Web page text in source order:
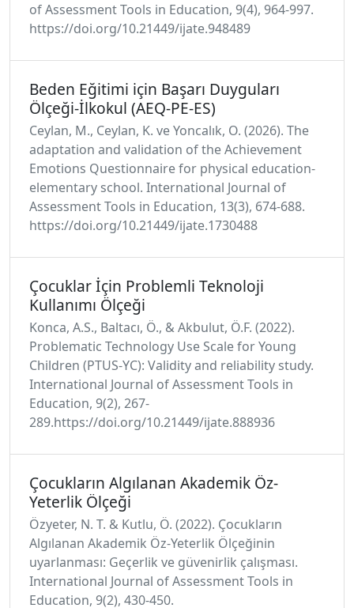
of Assessment Tools in Education, 9(4), 964-997.
https://doi.org/10.21449/ijate.948489
Beden Eğitimi için Başarı Duyguları
Ölçeği-İlkokul (AEQ-PE-ES)
Ceylan, M., Ceylan, K. ve Yoncalık, O. (2026). The
adaptation and validation of the Achievement
Emotions Questionnaire for physical education-
elementary school. International Journal of
Assessment Tools in Education, 13(3), 674-688.
https://doi.org/10.21449/ijate.1730488
Çocuklar İçin Problemli Teknoloji
Kullanımı Ölçeği
Konca, A.S., Baltacı, Ö., & Akbulut, Ö.F. (2022).
Problematic Technology Use Scale for Young
Children (PTUS-YC): Validity and reliability study.
International Journal of Assessment Tools in
Education, 9(2), 267-
289.https://doi.org/10.21449/ijate.888936
Çocukların Algılanan Akademik Öz-
Yeterlik Ölçeği
Özyeter, N. T. & Kutlu, Ö. (2022). Çocukların
Algılanan Akademik Öz-Yeterlik Ölçeğinin
uyarlanması: Geçerlik ve güvenirlik çalışması.
International Journal of Assessment Tools in
Education, 9(2), 430-450.